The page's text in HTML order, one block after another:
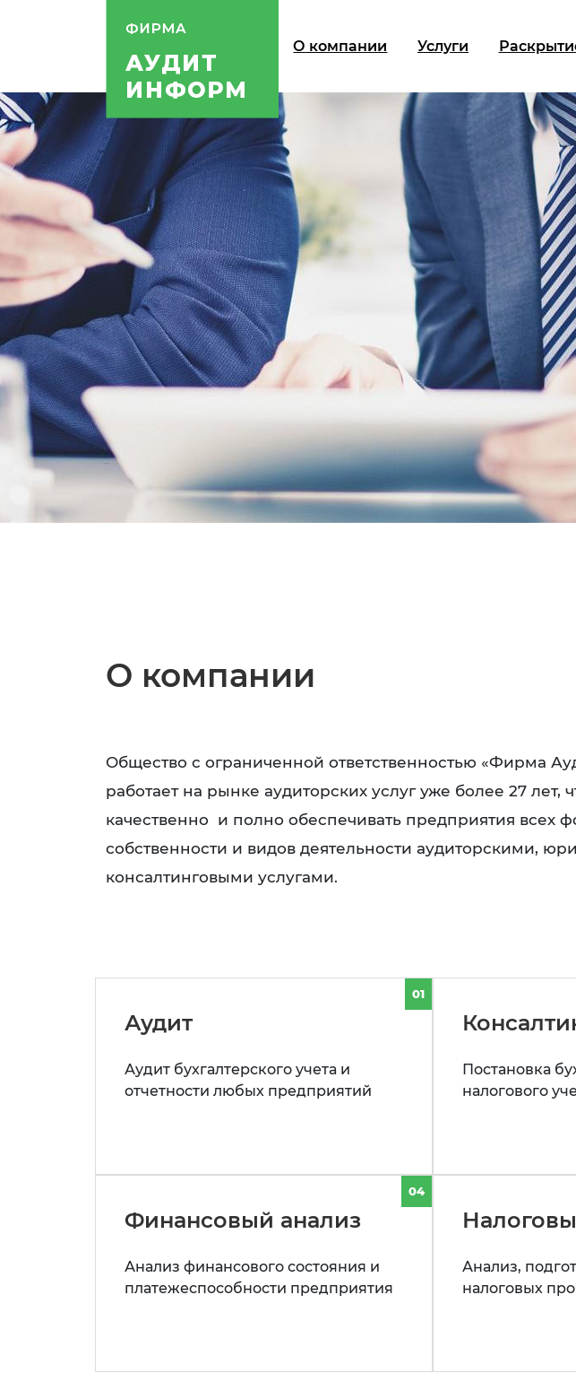
О компании Услуги
О компании
Общество с ограниченной ответственностью «Фирма
работает на рынке аудиторских услуг уже более 27 лет,
качественно и полно обеспечивать предприятия всех
собственности и видов деятельности аудиторскими,
консалтинговыми услугами.
01
Аудит
Аудит бухгалтерского учета и
отчетности любых предприятий
Постановка
налогового
04
Финансовый анализ
Анализ финансового состояния и
платежеспособности предприятия
Анализ,
налоговых